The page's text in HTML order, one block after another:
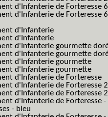
d'Infanterie de Forteresse
d'Infanterie de Forteresse
d'Infanterie
d'Infanterie
d'Infanterie gourmette
d'Infanterie gourmette
d'Infanterie gourmette
d'Infanterie gourmette
d'Infanterie de Forteresse
d'Infanterie de Forteresse
d'Infanterie de Forteresse
d'Infanterie de Forteresse
- bleu